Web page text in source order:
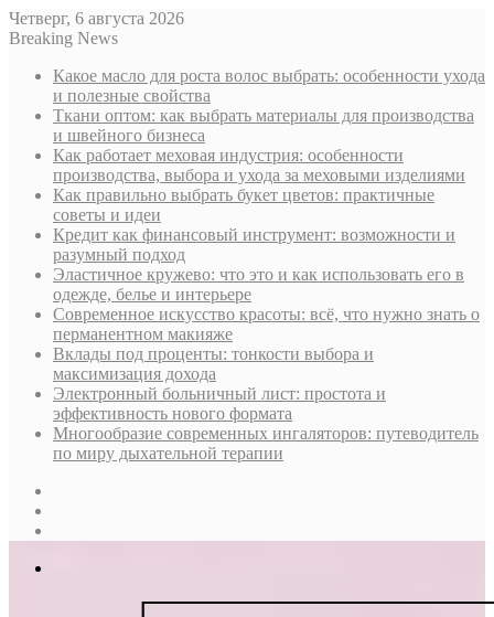
Четверг, 6 августа 2026
Breaking News
Какое масло для роста волос выбрать: особенности ухода
и полезные свойства
Ткани оптом: как выбрать материалы для производства
и швейного бизнеса
Как работает меховая индустрия: особенности
производства, выбора и ухода за меховыми изделиями
Как правильно выбрать букет цветов: практичные
советы и идеи
Кредит как финансовый инструмент: возможности и
разумный подход
Эластичное кружево: что это и как использовать его в
одежде, белье и интерьере
Современное искусство красоты: всё, что нужно знать о
перманентном макияже
Вклады под проценты: тонкости выбора и
максимизация дохода
Электронный больничный лист: простота и
эффективность нового формата
Многообразие современных ингаляторов: путеводитель
по миру дыхательной терапии